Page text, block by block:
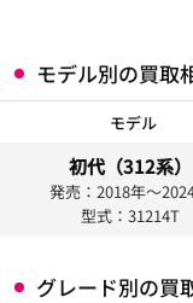
モデル別の買取
モデル
初代（312系）
発売：2018年〜
型式：31214T
グレード別の買